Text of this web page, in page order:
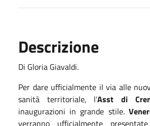
Descrizione
Di Gloria Giavaldi.
Per dare ufficialmente il via alle
sanità territoriale, l'Asst di
inaugurazioni in grande stile.
verranno ufficialmente